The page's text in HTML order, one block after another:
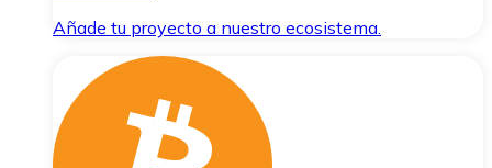
Añade tu proyecto a nuestro ecosistema.